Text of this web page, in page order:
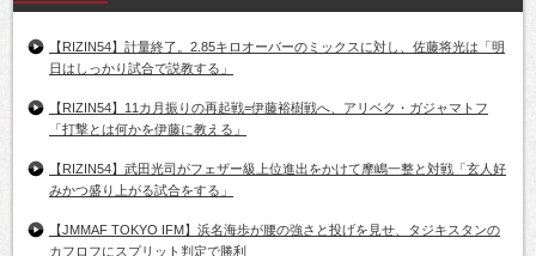
【RIZIN54】計量終了。2.85キロオーバーのミックスに対し、佐藤将光は「明
日はしっかり試合で説教する」
【RIZIN54】11カ月振りの再起戦=伊藤裕樹戦へ、アリベク・ガジャマトフ
「打撃とは何かを伊藤に教える」
【RIZIN54】武田光司がフェザー級上位進出をかけて摩嶋一整と対戦「玄人好
みかつ盛り上がる試合をする」
【JMMAF TOKYO IFM】浜名海歩が腰の強さと投げを見せ、タジキスタンの
カフロフにスプリット判定で勝利